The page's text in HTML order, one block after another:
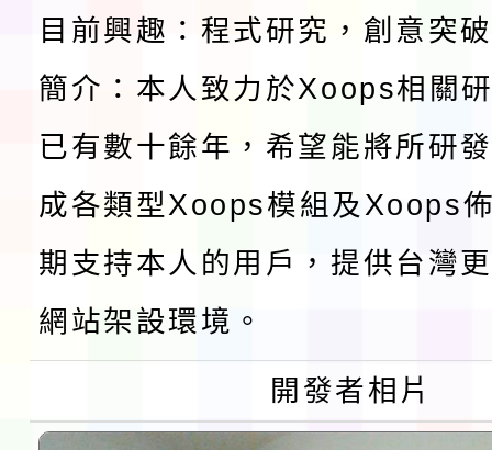
第3次招考代課鐘點教
告(不再辦理後續甄選)
檢送「桃園市115學年
賽實施要點」1份
本市「115學年度學生
程安排一案
「桃園市補助參觀特色
展演活動實施計畫」
請一案
社團法人中華民國畫廊
026 ART TAIPEI臺北
會」之「藝術教育日」
本校115學年度第1學
第2次招考代課鐘點教
告(採1次公告分次招考)
115 年度兒童課後照顧
0 小時業訓練課程
轉知本市體育總會划船
目前興趣：程式研究，創意突
簡介：本人致力於Xoops相關
已有數十餘年，希望能將所研
成各類型Xoops模組及Xoops
期支持本人的用戶，提供台灣
網站架設環境。
開發者相片